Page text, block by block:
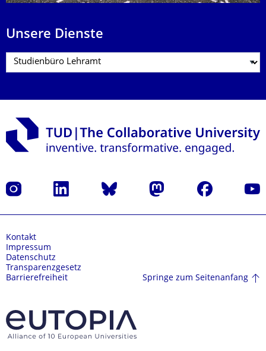
Unsere Dienste
Instagram LinkedIn Bluesky Mastodon Facebook
Kontakt
Impressum
Datenschutz
Transparenzgesetz
Barrierefreiheit
Springe zum Seitenanfang